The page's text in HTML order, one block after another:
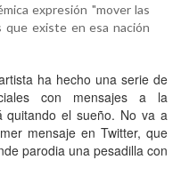
expresión "mover las
que existe en esa nación
ha hecho una serie de
con mensajes a la
quitando el sueño. No va a
mensaje en Twitter, que
parodia una pesadilla con